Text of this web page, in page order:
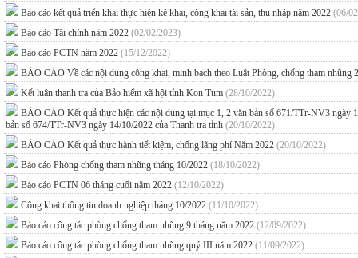
Báo cáo kết quả triển khai thực hiện kê khai, công khai tài sản, thu nhập năm 2022 (06/
Báo cáo Tài chính năm 2022 (02/02/2023)
Báo cáo PCTN năm 2022 (15/12/2022)
BÁO CÁO Về các nội dung công khai, minh bạch theo Luật Phòng, chống tham
Kết luận thanh tra của Bảo hiểm xã hội tỉnh Kon Tum (28/10/2022)
BÁO CÁO Kết quả thực hiện các nội dung tại mục 1, 2 văn bản số 671/TTr-NV3 ngày
bản số 674/TTr-NV3 ngày 14/10/2022 của Thanh tra tỉnh (20/10/2022)
BÁO CÁO Kết quả thực hành tiết kiệm, chống lãng phí Năm 2022 (20/10/2022)
Báo cáo Phòng chống tham nhũng tháng 10/2022 (18/10/2022)
Báo cáo PCTN 06 tháng cuối năm 2022 (12/10/2022)
Công khai thông tin doanh nghiệp tháng 10/2022 (11/10/2022)
Báo cáo công tác phòng chống tham nhũng 9 tháng năm 2022 (12/09/2022)
Báo cáo công tác phòng chống tham nhũng quý III năm 2022 (11/09/2022)